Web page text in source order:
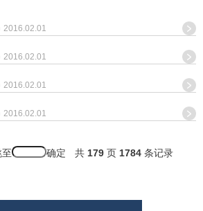
2016.02.01
2016.02.01
2016.02.01
2016.02.01
至 共179 页 1784条记录